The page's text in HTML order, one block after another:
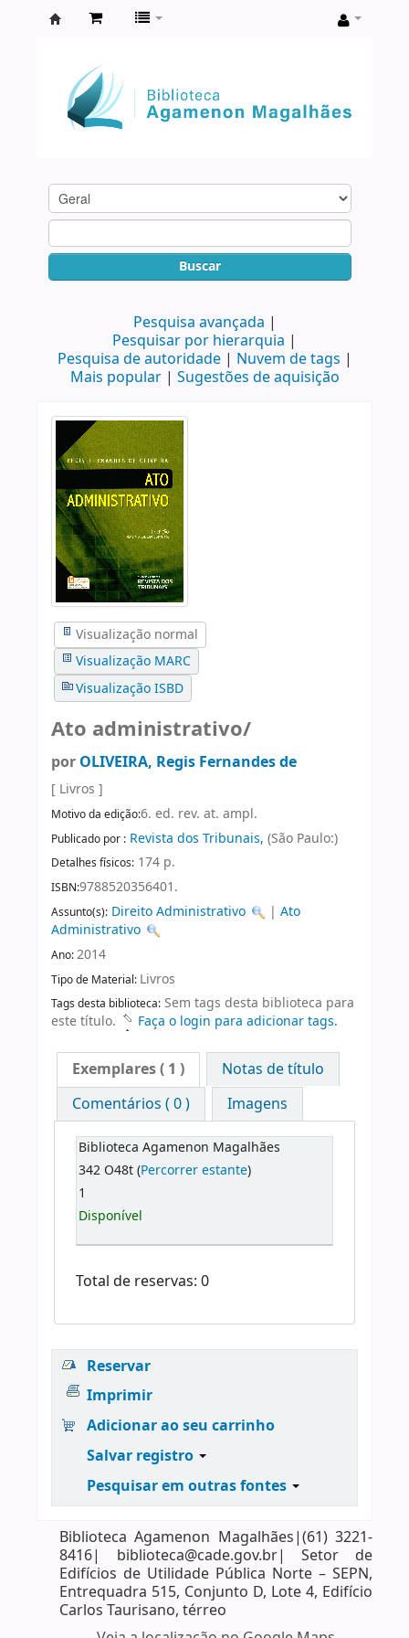
Agamenon
Magalhães
Buscar
Pesquisa avançada
Pesquisar por hierarquia
Pesquisa de autoridade
Nuvem de tags
Mais popular
Sugestões de aquisição
Visualização normal
Visualização MARC
Visualização ISBD
Ato administrativo/
por OLIVEIRA, Regis Fernandes de
[ Livros ]
Motivo da edição:6. ed. rev. at. ampl.
Publicado por : Revista dos Tribunais, (São Paulo:)
Detalhes físicos: 174 p.
ISBN:9788520356401.
Assunto(s): Direito Administrativo |Ato
Administrativo
Ano:2014
Tipo de Material: Livros
Tags desta biblioteca: Sem tags desta biblioteca para
este título.
Faça o login para adicionar tags.
Exemplares( 1 )
Notas de título
Comentários ( 0 )
Imagens
Biblioteca Agamenon Magalhães
342 O48t (Percorrer estante)
1
Disponível
Total de reservas: 0
Reservar
Imprimir
Adicionar ao seu carrinho
Salvar registro
Pesquisar em outras fontes
Biblioteca Agamenon Magalhães|(61) 3221-
8416| biblioteca@cade.gov.br| Setor de
Edifícios de Utilidade Pública Norte – SEPN,
Entrequadra 515, Conjunto D, Lote 4, Edifício
Carlos Taurisano, térreo